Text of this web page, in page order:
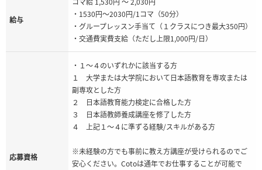
給与
・1530円〜2030円/1コマ（50分）
・グループレッスン手当て（１クラスにつき最大350円）
・交通費実費支給（ただし上限1,000円/日）
応募資格
・１〜４のいずれかに該当する方
１ 大学または大学院において日本語教育を専攻または
副専攻とした方
２ 日本語教育能力検定に合格した方
３ 日本語教師養成講座を修了した方
４ 上記１〜４に準ずる経験/スキルがある方
※未経験の方でも事前に教え方講座が受けられるのでご
安心ください。Cotoは通年でお仕事することが可能で